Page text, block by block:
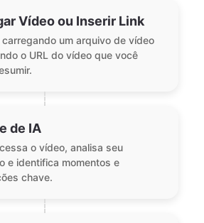
Vídeo ou Inserir Link
carregando um arquivo de vídeo
o URL do vídeo que você
de IA
o vídeo, analisa seu
e identifica momentos e
chave.